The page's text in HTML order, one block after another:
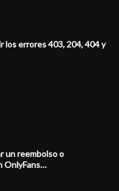
los errores 403, 204, 404 y
un reembolso o
OnlyFans…